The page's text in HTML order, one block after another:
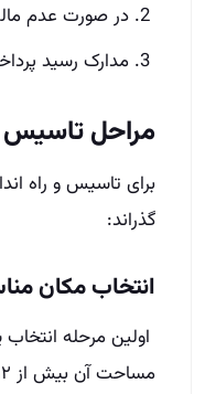
در صورت عدم
مدارک رسید
مراحل تاسیس
برای تاسیس و راه
گذراند:
انتخاب مکان
اولین مرحله